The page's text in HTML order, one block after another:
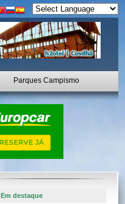
Parques Campismo
Em destaque